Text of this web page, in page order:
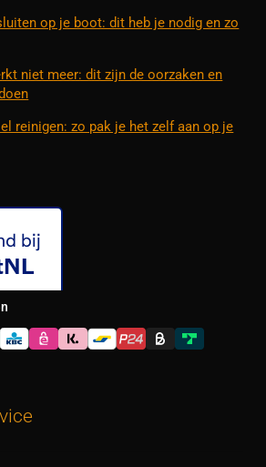
op je boot: dit heb je nodig en zo
niet meer: dit zijn de oorzaken en
reinigen: zo pak je het zelf aan op je